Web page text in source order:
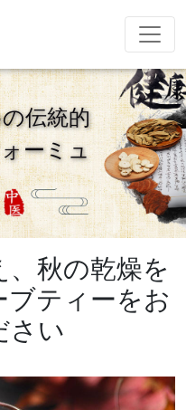
免疫力を高
める
精欲増強男
性
成長期サプ
リ
粉末飲料
グ グミ
伝統的
ーミュ
秋の乾燥を
ティーをお
さい